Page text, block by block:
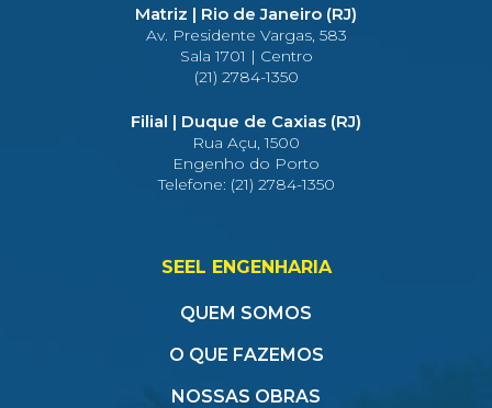
Matriz | Rio de Janeiro (RJ)
Av. Presidente Vargas, 583
Sala 1701 | Centro
(21) 2784-1350
Filial | Duque de Caxias (RJ)
Rua Açu, 1500
Engenho do Porto
Telefone: (21) 2784-1350
SEEL ENGENHARIA
QUEM SOMOS
O QUE FAZEMOS
NOSSAS OBRAS